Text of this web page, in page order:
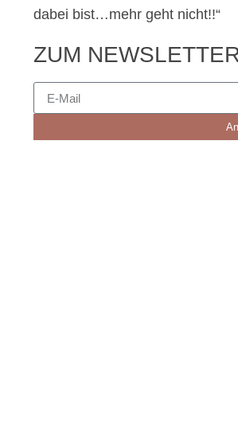
dabei bist…mehr geht nicht!!“
ZUM